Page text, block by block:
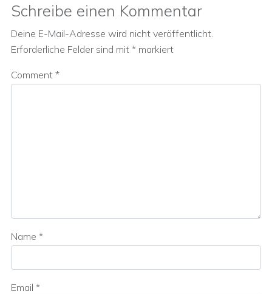
Schreibe einen Kommentar
Deine E-Mail-Adresse wird nicht veröffentlicht.
Erforderliche Felder sind mit * markiert
Comment *
Name *
Email *